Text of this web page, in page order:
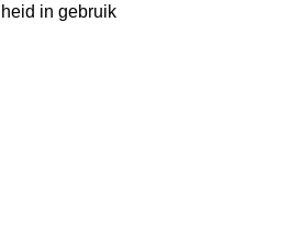
in gebruik